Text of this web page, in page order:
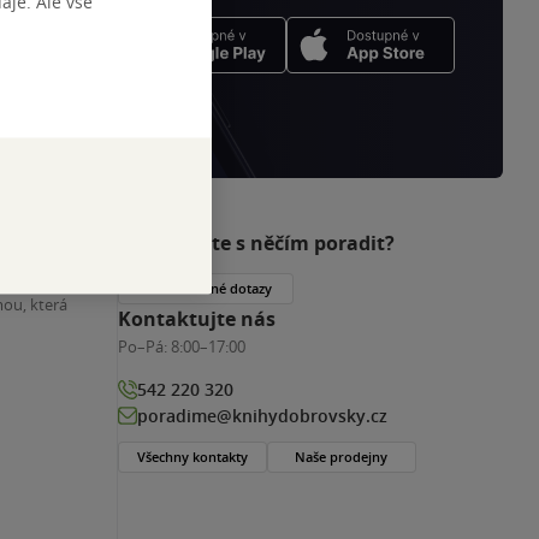
která
Potřebujete s něčím poradit?
Často kladené dotazy
Kontaktujte nás
Po–Pá: 8:00–17:00
542 220 320
poradime@knihydobrovsky.cz
Všechny kontakty Naše prodejny